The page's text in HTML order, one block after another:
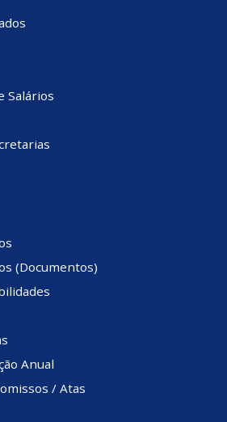
Salários
(Documentos)
Anual
/ Atas